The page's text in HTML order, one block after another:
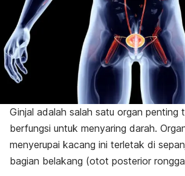
Ginjal adalah salah satu organ penting
berfungsi untuk menyaring darah.
menyerupai kacang ini terletak di
bagian belakang (otot posterior